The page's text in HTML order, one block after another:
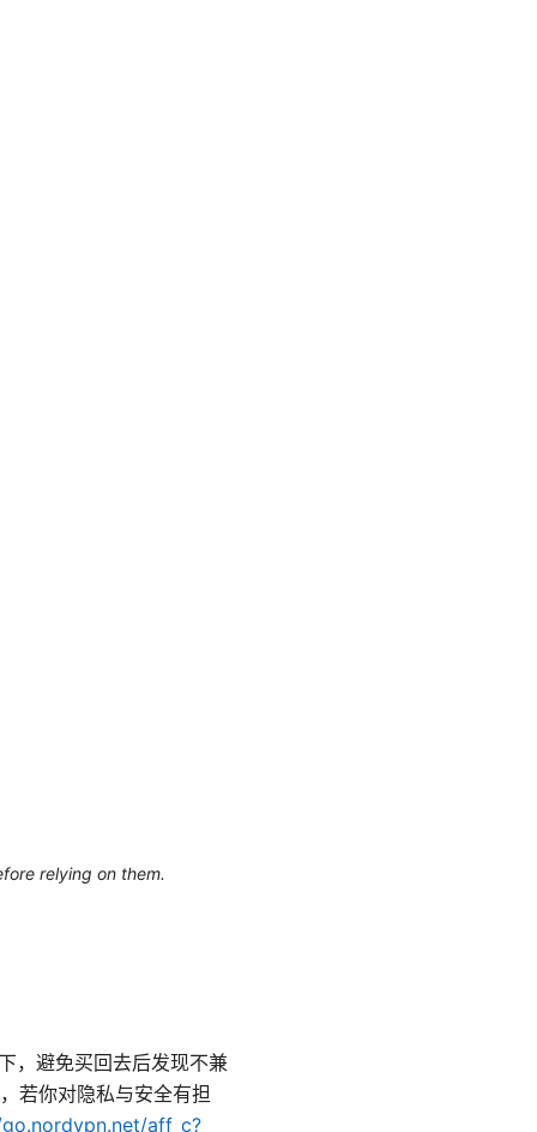
relying on them.
，避免买回去后发现不兼
若你对隐私与安全有担
aff_c?